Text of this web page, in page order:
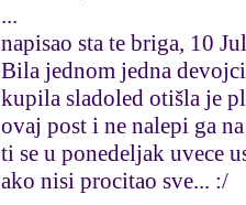
...
napisao sta te briga, 10
Bila jednom jedna
kupila sladoled otišla je
ovaj post i ne nalepi ga
ti se u ponedeljak uvece
ako nisi procitao sve... :/